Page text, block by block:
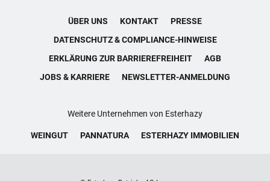
ÜBER UNS KONTAKT
PRESSE
DATENSCHUTZ & COMPLIANCE-HINWEISE
ERKLÄRUNG ZUR BARRIEREFREIHEIT
AGB
JOBS & KARRIERE
NEWSLETTER-ANMELDUNG
Weitere Unternehmen von Esterhazy
WEINGUT PANNATURA ESTERHAZY IMMOBILIEN